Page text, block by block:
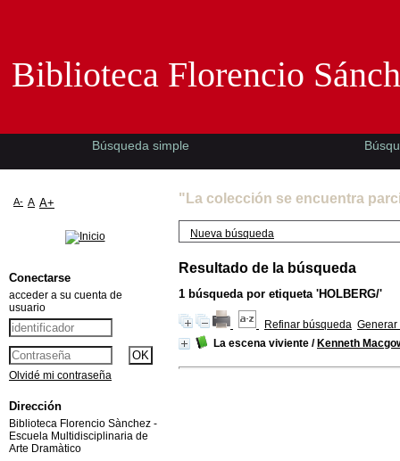
"La colección se encuentra
Nueva búsqueda
Resultado de la búsqueda
1 búsqueda por etiqueta 'HOLBERG/'
Refinar búsqueda Generar
La escena viviente / Kenneth
Biblioteca Florencio
Búsqueda simple
A- A A+
Conectarse
acceder a su cuenta de
usuario
Olvidé mi contraseña
Dirección
Biblioteca Florencio Sànchez -
Escuela Multidisciplinaria de
Arte Dramàtico